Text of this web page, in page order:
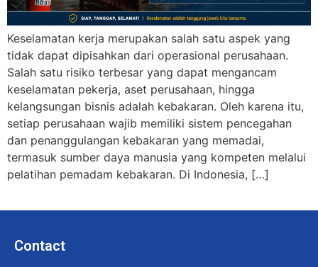
Keselamatan kerja merupakan salah satu aspek yang
tidak dapat dipisahkan dari operasional perusahaan.
Salah satu risiko terbesar yang dapat mengancam
keselamatan pekerja, aset perusahaan, hingga
kelangsungan bisnis adalah kebakaran. Oleh karena itu,
setiap perusahaan wajib memiliki sistem pencegahan
dan penanggulangan kebakaran yang memadai,
termasuk sumber daya manusia yang kompeten melalui
pelatihan pemadam kebakaran. Di Indonesia, […]
Contact